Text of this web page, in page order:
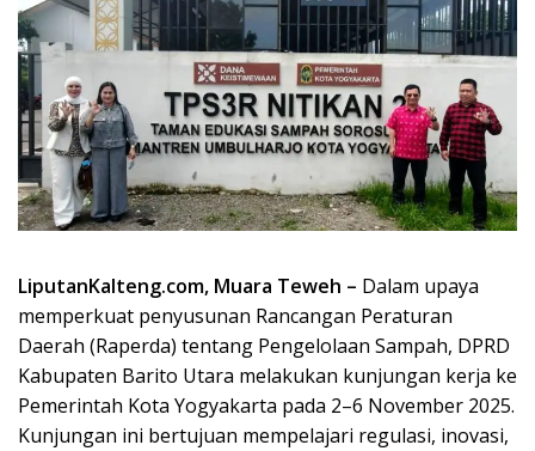
LiputanKalteng.com, Muara Teweh – Dalam upaya
memperkuat penyusunan Rancangan Peraturan
Daerah (Raperda) tentang Pengelolaan Sampah, DPRD
Kabupaten Barito Utara melakukan kunjungan kerja ke
Pemerintah Kota Yogyakarta pada 2–6 November 2025.
Kunjungan ini bertujuan mempelajari regulasi, inovasi,